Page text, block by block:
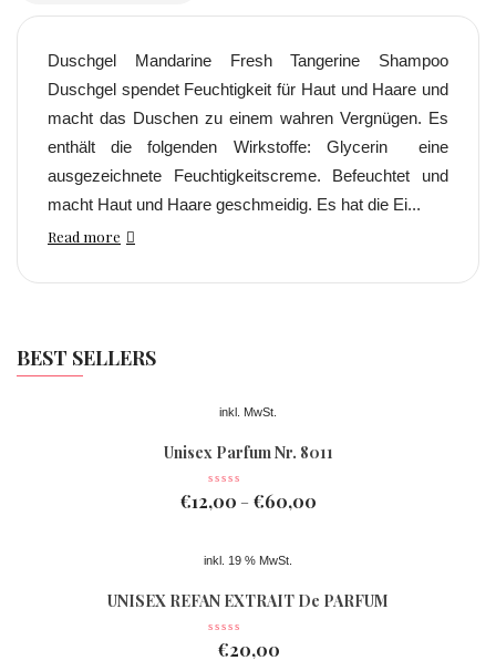
Duschgel Mandarine Fresh Tangerine Shampoo
Duschgel spendet Feuchtigkeit für Haut und Haare und
macht das Duschen zu einem wahren Vergnügen. Es
enthält die folgenden Wirkstoffe: Glycerin eine
ausgezeichnete Feuchtigkeitscreme. Befeuchtet und
macht Haut und Haare geschmeidig. Es hat die Ei...
Read more
BEST SELLERS
inkl. MwSt.
Unisex Parfum Nr. 8011
€12,00 – €60,00
inkl. 19 % MwSt.
UNISEX REFAN EXTRAIT De PARFUM
Nr 078
€20,00